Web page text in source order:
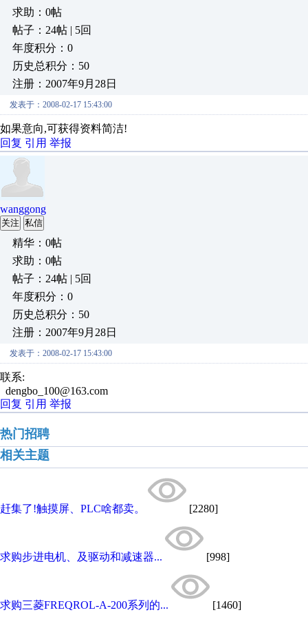
求助：0帖
帖子：24帖 | 5回
年度积分：0
历史总积分：50
注册：2007年9月28日
发表于：2008-02-17 15:43:00
如果意向,可获得资料简洁!
回复 引用 举报
wanggong
关注 私信
精华：0帖
求助：0帖
帖子：24帖 | 5回
年度积分：0
历史总积分：50
注册：2007年9月28日
发表于：2008-02-17 15:43:00
联系:
dengbo_100@163.com
回复 引用 举报
热门招聘
相关主题
赶集了!触摸屏、PLC啥都卖。 [2280]
求购步进电机、及驱动和减速器... [998]
求购三菱FREQROL-A-200系列的... [1460]